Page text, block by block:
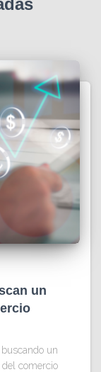
un
buscando un
comercio